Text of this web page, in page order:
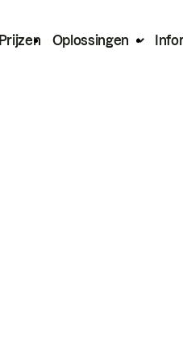
Prijzen Oplossingen